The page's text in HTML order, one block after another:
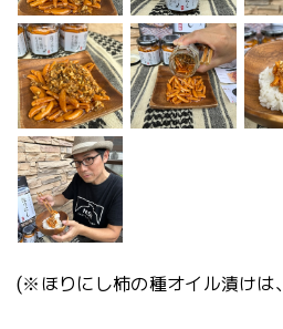
(※ほりにし柿の種オイル漬けは